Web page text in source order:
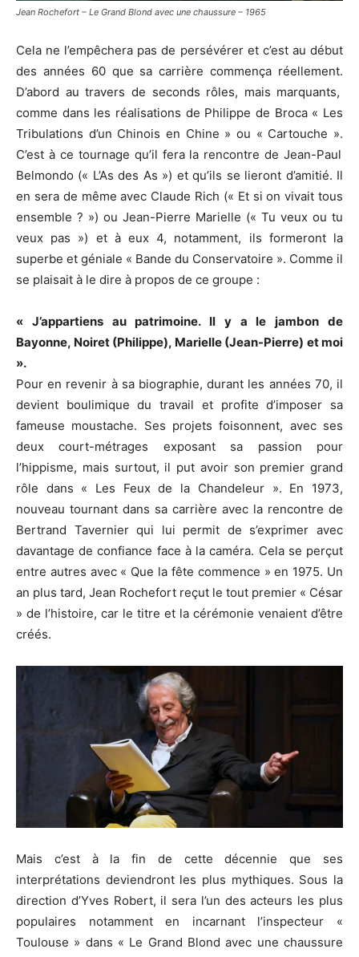
Jean Rochefort – Le Grand Blond avec une chaussure – 1965
Cela ne l’empêchera pas de persévérer et c’est au début
des années 60 que sa carrière commença réellement.
D’abord au travers de seconds rôles, mais marquants,
comme dans les réalisations de Philippe de Broca « Les
Tribulations d’un Chinois en Chine » ou « Cartouche ».
C’est à ce tournage qu’il fera la rencontre de Jean-Paul
Belmondo (« L’As des As ») et qu’ils se lieront d’amitié. Il
en sera de même avec Claude Rich (« Et si on vivaittous
ensemble ? ») ou Jean-Pierre Marielle (« Tu veux ou tu
veux pas ») et à eux 4, notamment, ils formeront la
superbe et géniale « Bande du Conservatoire ». Comme il
se plaisait à le dire à propos de ce groupe :
« J’appartiens au patrimoine.Il y a le jambon de
Bayonne, Noiret (Philippe), Marielle (Jean-Pierre) et moi
».
Pour en revenir à sa biographie, durant les années 70, il
devient boulimique du travail et profite d’imposer sa
fameuse moustache. Ses projets foisonnent, avec ses
deux court-métrages exposant sa passion pour
l’hippisme, mais surtout, il put avoir son premier grand
rôle dans « Les Feux de la Chandeleur ». En 1973,
nouveau tournant dans sa carrière avec la rencontre de
Bertrand Tavernier qui lui permit de s’exprimer avec
davantage de confiance face à la caméra. Cela se perçut
entre autres avec « Que la fête commence » en 1975. Un
an plus tard, Jean Rochefort reçut le tout premier « César
» de l’histoire, car le titre et la cérémonie venaient d’être
créés.
Mais c’est à la fin de cette décennie que ses
interprétations deviendront les plus mythiques. Sous la
direction d’Yves Robert, il sera l’un des acteurs les plus
populaires notamment en incarnant l’inspecteur «
Toulouse » dans « Le Grand Blond avec une chaussure